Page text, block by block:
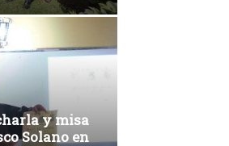
y misa
Solano en